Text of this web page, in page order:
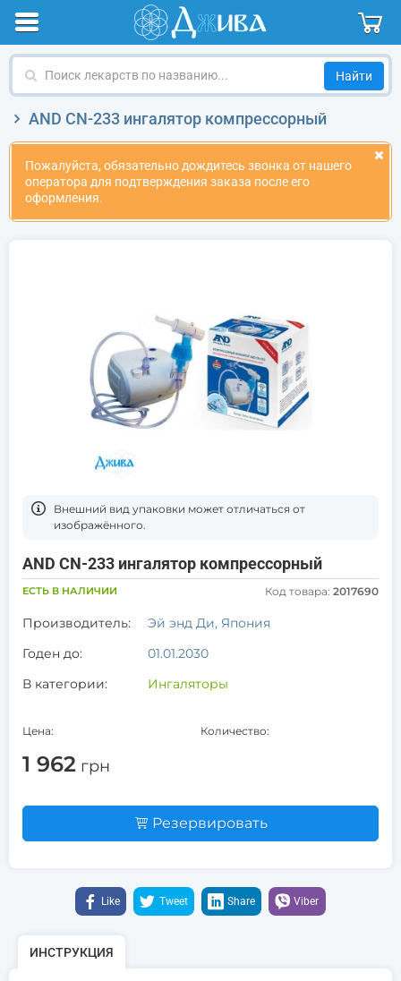
Поиск
названию
AND CN-233 ингалятор компрессорный
Пожалуйста, обязательно дождитесь звонка от нашего
оператора для подтверждения заказа после его
оформления.
Bнешний вид упаковки может отличаться от
изображённого.
AND CN-233 ингалятор компрессорный
ЕСТЬ В НАЛИЧИИ Код товара: 2017690
Производитель:
Эй энд Ди, Япония
Годен до:
01.01.2030
В категории:
Ингаляторы
Цена:
1 962 грн
Количество:
Резервировать
Like Tweet Share Viber
ИНСТРУКЦИЯ